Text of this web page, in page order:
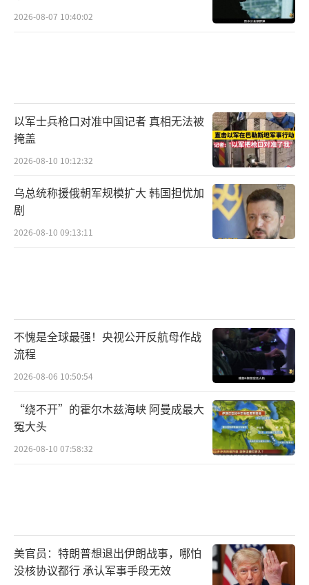
2026-08-07 10:40:02
以军士兵枪口对准中国记者 真相无法被
掩盖
2026-08-10 10:12:32
乌总统称援俄朝军规模扩大 韩国担忧加
剧
2026-08-10 09:13:11
不愧是全球最强！央视公开反航母作战
流程
2026-08-06 10:50:54
“绕不开”的霍尔木兹海峡 阿曼成最大
冤大头
2026-08-10 07:58:32
美官员：特朗普想退出伊朗战事，哪怕
没核协议都行 承认军事手段无效